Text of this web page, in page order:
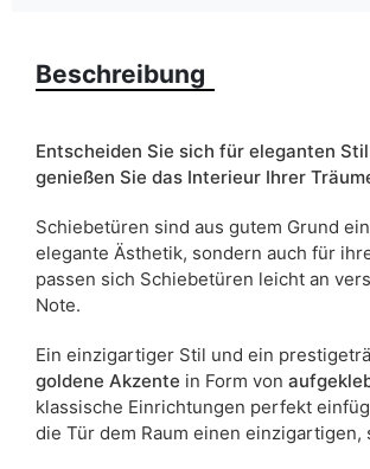
Aufgrund des Produktionsprozesses und
Beschreibung
Entscheiden Sie sich für eleganten
genießen Sie das Interieur Ihrer
Schiebetüren sind aus gutem Grund
elegante Ästhetik, sondern auch für
passen sich Schiebetüren leicht an
Note.
Ein einzigartiger Stil und ein
goldene Akzente in Form von
klassische Einrichtungen perfekt
die Tür dem Raum einen einzigartigen,